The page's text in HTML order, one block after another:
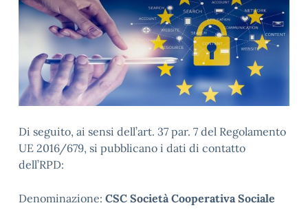
Di seguito, ai sensi dell’art. 37 par. 7 del Regolamento
UE 2016/679, si pubblicano i dati di contatto
dell’RPD:
Denominazione: CSC Società Cooperativa Sociale